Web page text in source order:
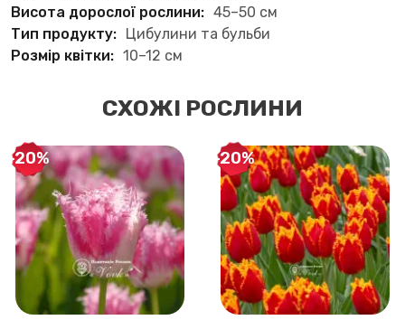
Висота дорослої рослини: 45–50 см
Тип продукту: Цибулини та бульби
Розмір квітки: 10–12 см
СХОЖІ РОСЛИНИ
-20% -20%